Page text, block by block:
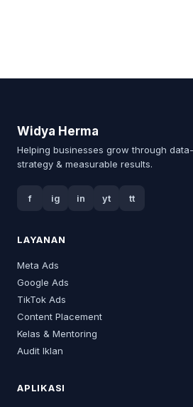
Widya Herma
Helping businesses grow through
strategy & measurable results.
f ig in yt tt
LAYANAN
Meta Ads
Google Ads
TikTok Ads
Content Placement
Kelas & Mentoring
Audit Iklan
APLIKASI